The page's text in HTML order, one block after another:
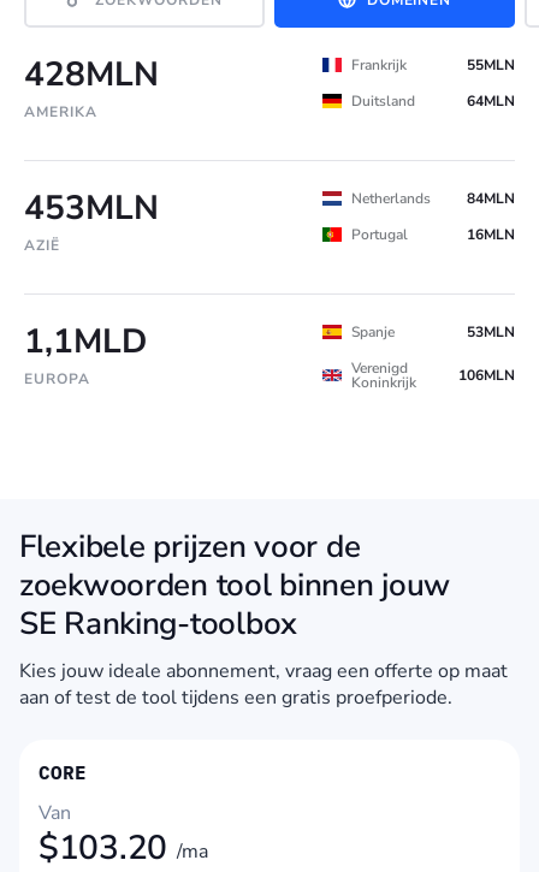
428MLN
AMERIKA
Frankrijk
55MLN
Duitsland
64MLN
453MLN
AZIË
Netherlands
84MLN
Portugal
16MLN
1,1MLD
EUROPA
Spanje
53MLN
Verenigd
Koninkrijk 106MLN
Flexibele prijzen voor de
zoekwoorden tool binnen jouw
SE Ranking-toolbox
Kies jouw ideale abonnement, vraag een offerte op maat
aan of test de tool tijdens een gratis proefperiode.
CORE
Van
$103.20 /ma